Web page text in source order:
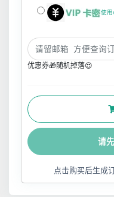
使用
优惠券🎁随机掉落😍
请
点击购买后生成